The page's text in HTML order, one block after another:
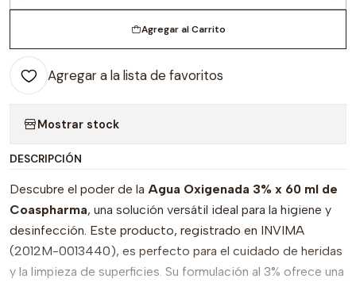
Agregar al Carrito
Agregar a la lista de favoritos
Mostrar stock
DESCRIPCIÓN
Descubre el poder de la Agua Oxigenada 3% x 60 ml de
Coaspharma, una solución versátil ideal para la higiene y
desinfección. Este producto, registrado en INVIMA
(2012M-0013440), es perfecto para el cuidado de heridas
y la limpieza de superficies. Su formulación al 3% ofrece una